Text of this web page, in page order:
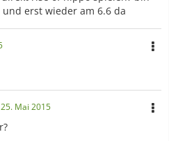
erst wieder am 6.6 da
25. Mai 2015